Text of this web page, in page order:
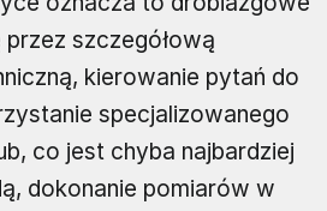
szczegółową
kierowanie pytań do
specjalizowanego
co jest chyba najbardziej
dokonanie pomiarów w